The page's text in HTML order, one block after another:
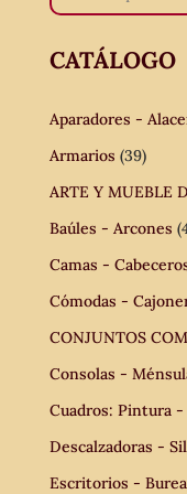
CATÁLOGO
Aparadores -
Armarios (39)
ARTE Y MUEBLE
Baúles - Arcones
Camas -
Cómodas -
CONJUNTOS
Consolas -
Cuadros: Pintura -
Descalzadoras -
Escritorios -